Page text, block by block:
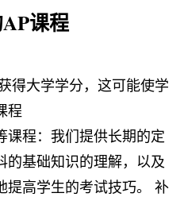
课程
得大学学分，这可能使学
程
课程：我们提供长期的定
的基础知识的理解，以及
提高学生的考试技巧。 补